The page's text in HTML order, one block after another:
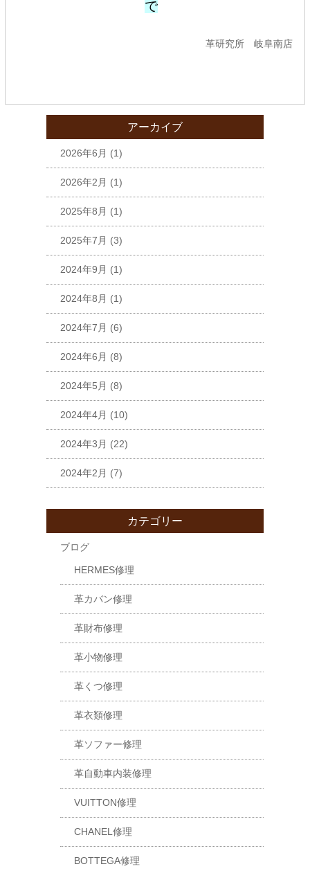
で
革研究所 岐阜南店
アーカイブ
2026年6月 (1)
2026年2月 (1)
2025年8月 (1)
2025年7月 (3)
2024年9月 (1)
2024年8月 (1)
2024年7月 (6)
2024年6月 (8)
2024年5月 (8)
2024年4月 (10)
2024年3月 (22)
2024年2月 (7)
カテゴリー
ブログ
HERMES修理
革カバン修理
革財布修理
革小物修理
革くつ修理
革衣類修理
革ソファー修理
革自動車内装修理
VUITTON修理
CHANEL修理
BOTTEGA修理